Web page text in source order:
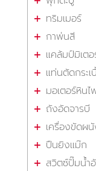
ทริมเมอร์
กาพ่นสี
แคล้มป์มิเต
แท่นตัดกระเ
มอเตอร์หินไ
ถังอัดจารบี
เครื่องขัดผ
ปืนยิงแม๊ก
สวิตซ์ปั๊มน้ำ